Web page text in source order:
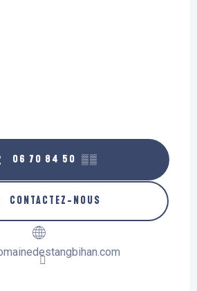
06 70 84 50 ▒▒
CONTACTEZ-NOUS